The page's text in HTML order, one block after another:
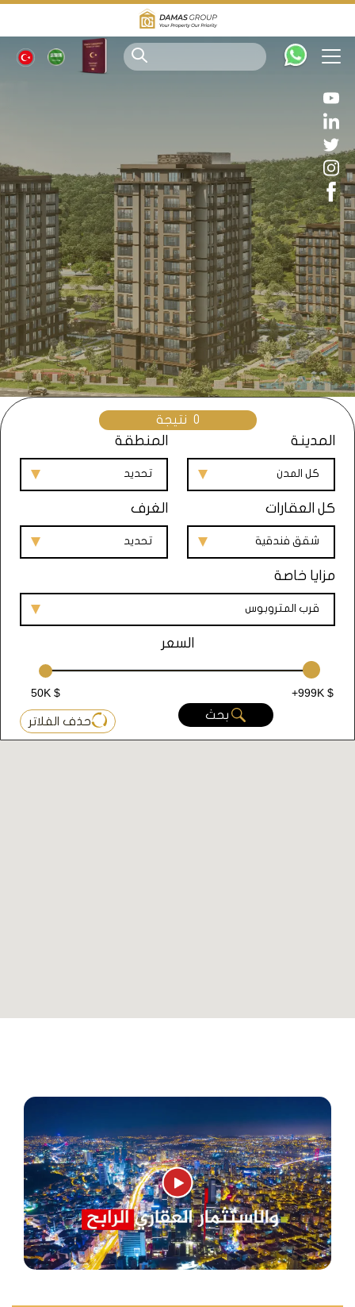
0 نتيجة
المدينة
كل المدن
المنطقة
تحديد
كل العقارات
شقق فندقية
الغرف
تحديد
مزايا خاصة
قرب المتروبوس
السعر
50K $
+999K $
بحث
حذف الفلاتر